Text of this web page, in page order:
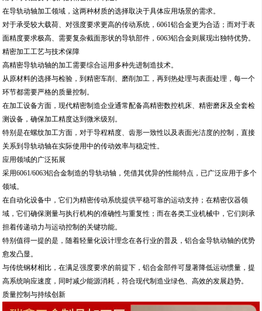
在导轨动轴加工领域，这两种材质的选择取决于具体应用场景的需求。
对于承受较大载荷、对强度要求更高的传动系统，6061铝合金更为合适；而对于表
面精度要求极高、需要复杂截面形状的导轨部件，6063铝合金则展现出独特优势。
精密加工工艺与技术保障
高精密导轨动轴的加工需要综合运用多种先进制造技术。
从原材料的选择与检验，到精密车削、磨削加工，再到热处理与表面处理，每一个
环节都需要严格的质量控制。
在加工设备方面，现代精密制造企业通常配备高精密数控机床、精密磨床及全套检
测设备，确保加工精度达到微米级别。
特别是在螺纹加工方面，对于导程精度、齿形一致性以及表面光洁度的控制，直接
关系到导轨动轴在实际使用中的传动效率与稳定性。
应用领域的广泛拓展
采用6061/6063铝合金制造的导轨动轴，凭借其优异的性能特点，已广泛应用于多个
领域。
在自动化设备中，它们为精密传动系统提供平稳可靠的运动支持；在精密仪器领
域，它们确保测量与执行机构的准确性与重复性；而在各类工业机械中，它们则承
担着传递动力与运动控制的关键功能。
特别值得一提的是，随着轻量化设计理念在各行业的普及，铝合金导轨动轴的优势
愈发凸显。
与传统钢材相比，在满足强度要求的前提下，铝合金部件可显著降低运动惯量，提
高系统响应速度，同时减少能源消耗，符合现代制造业绿色、高效的发展趋势。
质量控制与持续创新